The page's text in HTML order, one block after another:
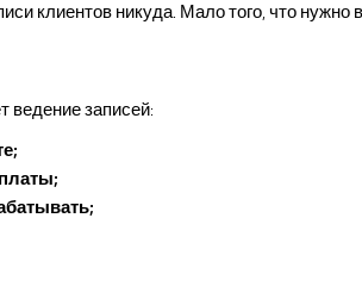
клиентов никуда. Мало того, что
ведение записей: